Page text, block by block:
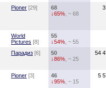
Pioner [29]
68
↓65% , ~ 68
World
Pictures [8]
55
↓54% , ~ 55
Парадиз [6]
50
↓86% , ~ 25
54
Pioner [3]
46
↓95% , ~ 15
5